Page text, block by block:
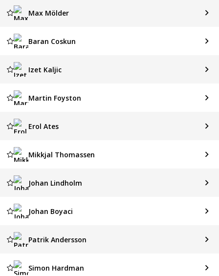
Max Mölder
Baran Coskun
Izet Kaljic
Martin Foyston
Erol Ates
Mikkjal Thomassen
Johan Lindholm
Johan Boyaci
Patrik Andersson
Simon Hardman